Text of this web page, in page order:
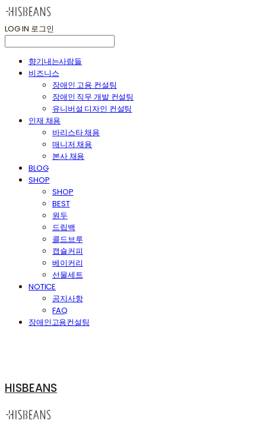
LOG IN 로그인
향기내는사람들
비즈니스
장애인 고용 컨설팅
장애인 직무 개발 컨설팅
유니버설 디자인 컨설팅
인재 채용
바리스타 채용
매니저 채용
본사 채용
BLOG
SHOP
SHOP
BEST
원두
드립백
콜드브루
캡슐커피
베이커리
선물세트
NOTICE
공지사항
FAQ
장애인고용컨설팅
HISBEANS